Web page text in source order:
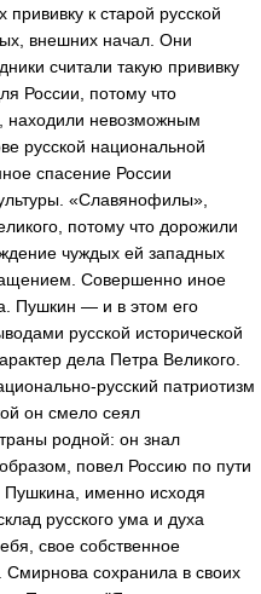
к старой русской
внешних начал. Они
считали такую прививку
России, потому что
находили невозможным
русской национальной
спасение России
«Славянофилы»,
потому что дорожили
чуждых ей западных
Совершенно иное
Пушкин — и в этом его
русской исторической
дела Петра Великого.
русский патриотизм
он смело сеял
родной: он знал
повел Россию по пути
Пушкина, именно исходя
русского ума и духа
свое собственное
сохранила в своих